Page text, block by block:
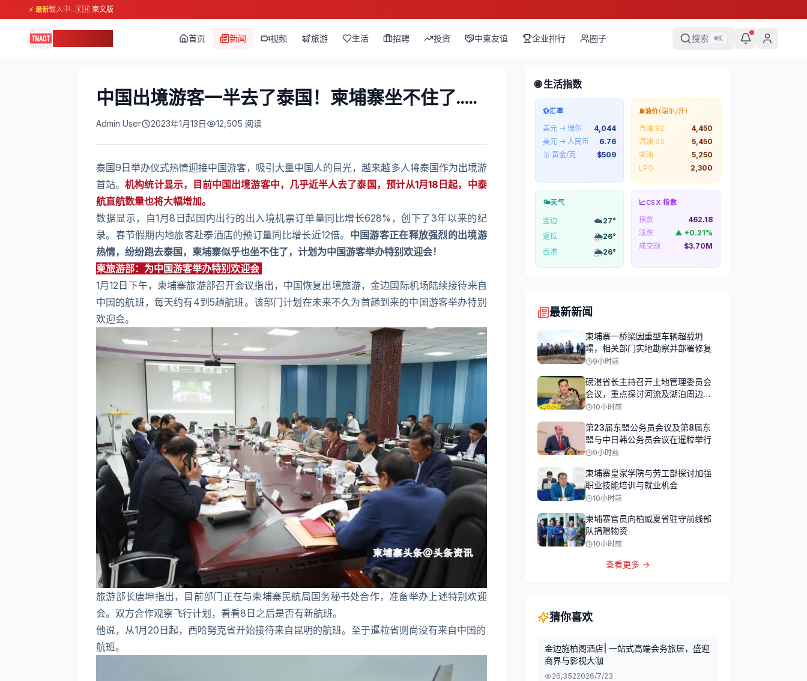
⚡ 最新载入中...🇰🇭 柬文版
首页 新闻 视频 旅游 生活 招聘 投资 中柬友谊 企业排行 圈子 搜索 ⌘K
中国出境游客一半去了泰国！柬埔寨坐不住了.....
Admin User 2023年1月13日 12,505 阅读
泰国9日举办仪式热情迎接中国游客，吸引大量中国人的目光，越来越多人将泰国作为出境游
首站。机构统计显示，目前中国出境游客中，几乎近半人去了泰国，预计从1月18日起，中泰
航直航数量也将大幅增加。
数据显示，自1月8日起国内出行的出入境机票订单量同比增长628%，创下了3年以来的纪
录。春节假期内地旅客赴泰酒店的预订量同比增长近12倍。 中国游客正在释放强烈的出境游
热情，纷纷跑去泰国，柬埔寨似乎也坐不住了，计划为中国游客举办特别欢迎会！
柬旅游部：为中国游客举办特别欢迎会
1月12日下午，柬埔寨旅游部召开会议指出，中国恢复出境旅游，金边国际机场陆续接待来自
中国的航班，每天约有4到5趟航班。该部门计划在未来不久为首趟到来的中国游客举办特别
欢迎会。
旅游部长唐坤指出，目前部门正在与柬埔寨民航局国务秘书处合作，准备举办上述特别欢迎
会。双方合作观察飞行计划，看看8日之后是否有新航班。
他说，从1月20日起，西哈努克省开始接待来自昆明的航班。至于暹粒省则尚没有来自中国的
航班。
🌐 生活指数
💱汇率
美元 → 瑞尔
4,044
美元 → 人民币
6.76
🥇 黄金/克
$509
⛽油价(瑞尔/升)
汽油 92
4,450
汽油 95
5,450
柴油
5,250
LPG
2,300
🌤️天气
金边 ☁️27°
暹粒
🌦️26°
西港
🌦️26°
📈CSX 指数
指数
462.18
涨跌
▲ +0.21%
成交额
$3.70M
最新新闻
柬埔寨一桥梁因重型车辆超载坍
塌，相关部门实地勘察并部署修复
9小时前
磅湛省长主持召开土地管理委员会
会议，重点探讨河流及湖泊周边土
地占用问题
10小时前
第23届东盟公务员会议及第8届东
盟与中日韩公务员会议在暹粒举行
9小时前
柬埔寨皇家学院与劳工部探讨加强
职业技能培训与就业机会
10小时前
柬埔寨官员向柏威夏省驻守前线部
队捐赠物资
10小时前
查看更多 →
猜你喜欢
金边施柏阁酒店| 一站式高端会务旅居，盛迎
商界与影视大咖
26,3522026/7/23